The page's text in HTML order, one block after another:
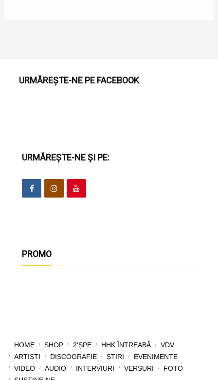
URMĂREȘTE-NE PE FACEBOOK
URMĂREȘTE-NE ȘI PE:
PROMO
HOME SHOP 2’ȘPE HHK ÎNTREABĂ
VDV
ARTIȘTI
DISCOGRAFIE ȘTIRI
EVENIMENTE
VIDEO
AUDIO INTERVIURI VERSURI
FOTO